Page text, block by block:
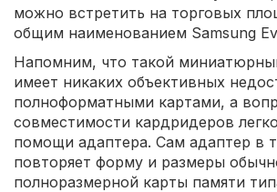
можно встретить на торговых
общим наименованием Samsung
Напомним, что такой
имеет никаких объективных
полноформатными картами, а
совместимости кардридеров
помощи адаптера. Сам адаптер в
повторяет форму и размеры
полноразмерной карты памяти